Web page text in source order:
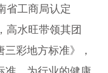
省工商局认定
高水旺带领其团
彩地方标准》，